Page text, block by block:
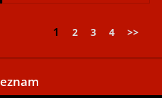
1 2 3 4 >>